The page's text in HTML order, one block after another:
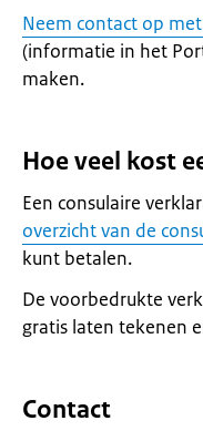
Neem contact op
(informatie in het
maken.
Hoe veel kost
Een consulaire
overzicht van de
kunt betalen.
De voorbedrukte
gratis laten tekenen
Contact